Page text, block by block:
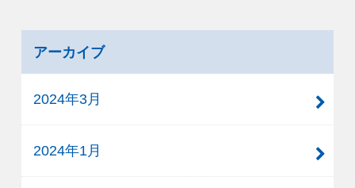
アーカイブ
2024年3月
2024年1月